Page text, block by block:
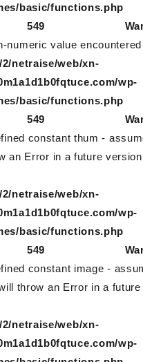
basic/functions.php
549
numeric value
netraise/web/xn-
wp-
basic/functions.php
549
constant thum -
an Error in a future
netraise/web/xn-
wp-
basic/functions.php
549
constant image -
throw an Error in a
netraise/web/xn-
wp-